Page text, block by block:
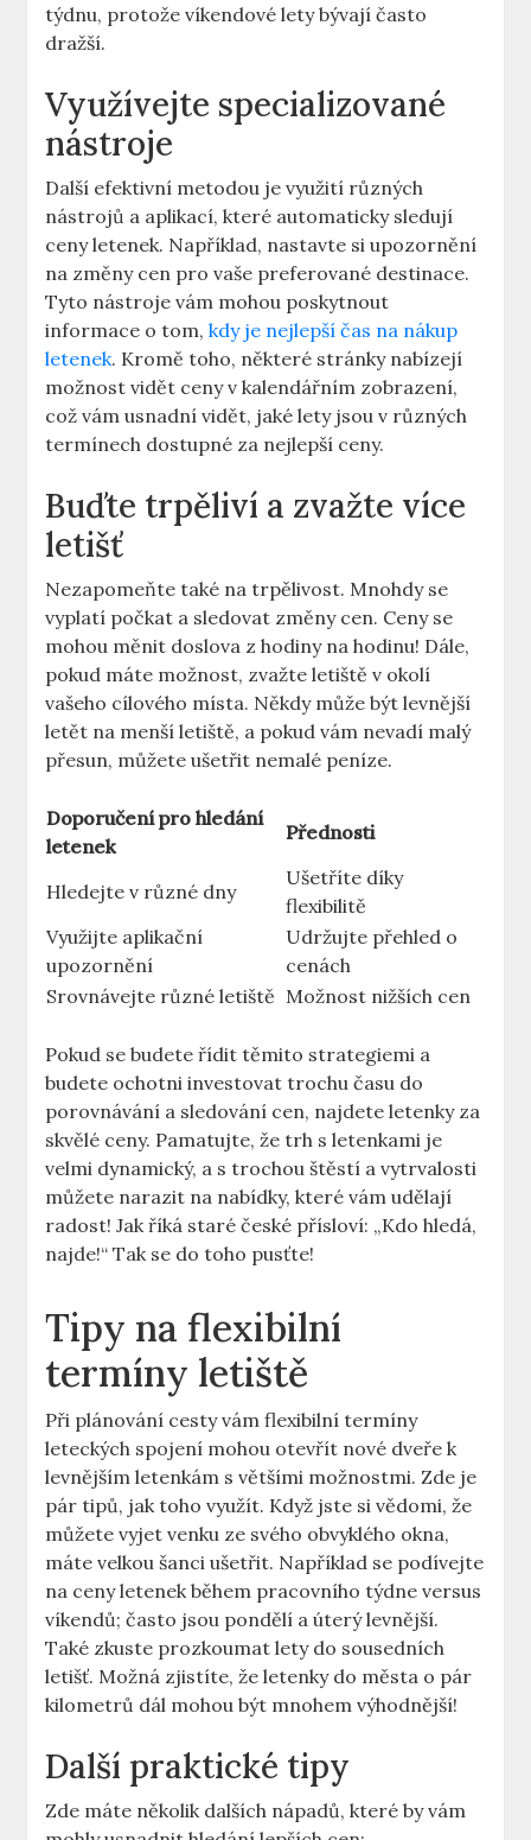
týdnu, protože víkendové lety bývají často
dražší.
Využívejte specializované
nástroje
Další efektivní metodou je využití různých
nástrojů a aplikací, které automaticky sledují
ceny letenek. Například, nastavte si upozornění
na změny cen pro vaše preferované destinace.
Tyto nástroje vám mohou poskytnout
informace o tom,kdy je nejlepší čas na nákup
letenek. Kromě toho, některé stránky nabízejí
možnost vidět ceny v kalendářním zobrazení,
což vám usnadní vidět, jaké lety jsou v různých
termínech dostupné za nejlepší ceny.
Buďte trpěliví a zvažte více
letišť
Nezapomeňte také na trpělivost. Mnohdy se
vyplatí počkat a sledovat změny cen. Ceny se
mohou měnit doslova z hodiny na hodinu! Dále,
pokud máte možnost, zvažte letiště v okolí
vašeho cílového místa. Někdy může být levnější
letět na menší letiště, a pokud vám nevadí malý
přesun, můžete ušetřit nemalé peníze.
Doporučení pro hledání
letenek
Přednosti
Hledejte v různé dny
Ušetříte díky
flexibilitě
Využijte aplikační
upozornění
Udržujte přehled o
cenách
Srovnávejte různé letiště Možnost nižších cen
Pokud se budete řídit těmito strategiemi a
budete ochotni investovat trochu času do
porovnávání a sledování cen, najdete letenky za
skvělé ceny. Pamatujte, že trh s letenkami je
velmi dynamický, a s trochou štěstí a vytrvalosti
můžete narazit na nabídky, které vám udělají
radost! Jak říká staré české přísloví: „Kdo hledá,
najde!“ Tak se do toho pusťte!
Tipy na flexibilní
termíny letiště
Při plánování cesty vám flexibilní termíny
leteckých spojení mohou otevřít nové dveře k
levnějším letenkám s většími možnostmi. Zde je
pár tipů, jak toho využít. Když jste si vědomi, že
můžete vyjet venku ze svého obvyklého okna,
máte velkou šanci ušetřit. Například se podívejte
na ceny letenek během pracovního týdne versus
víkendů; často jsou pondělí a úterý levnější.
Také zkuste prozkoumat lety do sousedních
letišť. Možná zjistíte, že letenky do města o pár
kilometrů dál mohou být mnohem výhodnější!
Další praktické tipy
Zde máte několik dalších nápadů, které by vám